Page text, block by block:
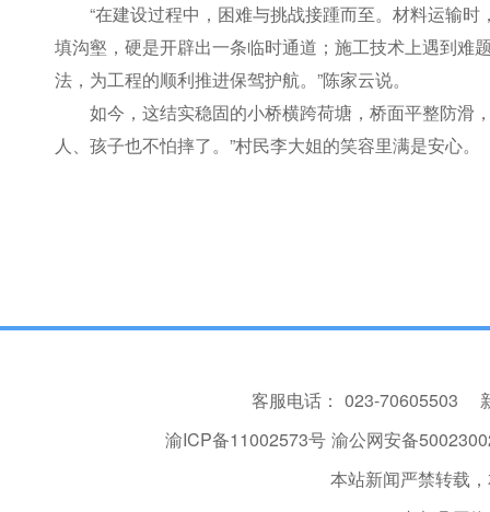
“在建设过程中，困难与挑战接踵而至。材料运输
填沟壑，硬是开辟出一条临时通道；施工技术上遇到难
法，为工程的顺利推进保驾护航。”陈家云说。
如今，这结实稳固的小桥横跨荷塘，桥面平整防滑
人、孩子也不怕摔了。”村民李大姐的笑容里满是安心。
客服电话： 023-70605503
渝ICP备11002573号 渝公网安备
本站新闻严禁转载